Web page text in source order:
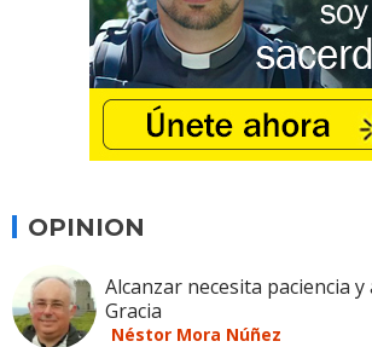
OPINION
Alcanzar necesita paciencia y
Gracia
Néstor Mora Núñez